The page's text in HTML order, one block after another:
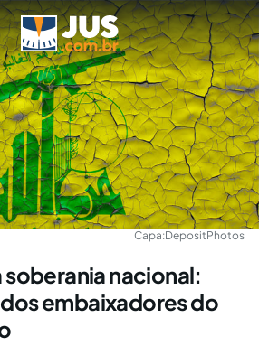
Capa:DepositPhotos
soberania nacional:
embaixadores do